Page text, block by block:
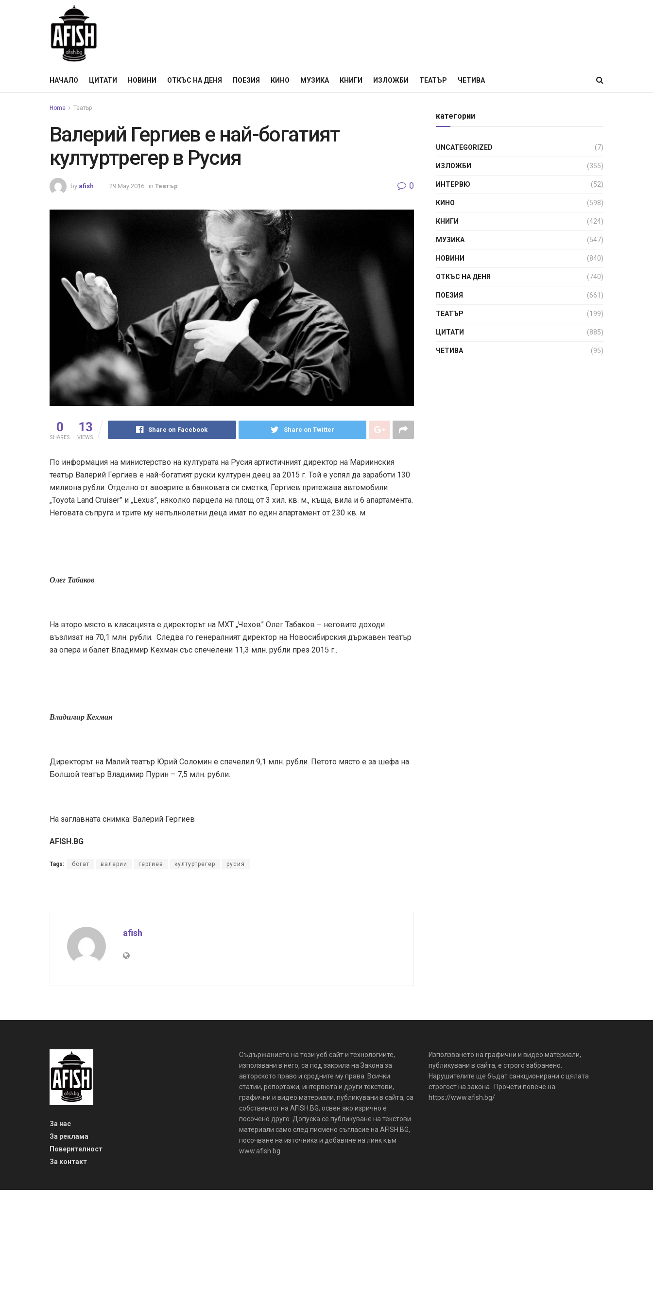
НАЧАЛО ЦИТАТИ НОВИНИ ОТКЪС НА ДЕНЯ ПОЕЗИЯ КИНО МУЗИКА КНИГИ ИЗЛОЖБИ ТЕАТЪР ЧЕТИВА
Home Театър
Валерий Гергиев е най-богатият
културтрегер в Русия
by afish 29 May 2016 in Театър 0
0
SHARES
13
VIEWS
Share on Facebook Share on Twitter
По информация на министерство на културата на Русия артистичният директор на Мариинския
театър Валерий Гергиев е най-богатият руски културен деец за 2015 г. Той е успял да заработи 130
милиона рубли. Отделно от авоарите в банковата си сметка, Гергиев притежава автомобили
„Toyota Land Cruiser” и „Lexus”, няколко парцела на площ от 3 хил. кв. м., къща, вила и 6 апартамента.
Неговата съпруга и трите му непълнолетни деца имат по един апартамент от 230 кв. м.
Олег Табаков
На второ място в класацията е директорът на МХТ „Чехов” Олег Табаков – неговите доходи
възлизат на 70,1 млн. рубли. Следва го генералният директор на Новосибирския държавен театър
за опера и балет Владимир Кехман със спечелени 11,3 млн. рубли през 2015 г..
Владимир Кехман
Директорът на Малий театър Юрий Соломин е спечелил 9,1 млн. рубли. Петото място е за шефа на
Болшой театър Владимир Пурин – 7,5 млн. рубли.
На заглавната снимка: Валерий Гергиев
AFISH.BG
Tags: богат валерии гергиев културтрегер русия
afish
категории
UNCATEGORIZED (7)
ИЗЛОЖБИ (355)
ИНТЕРВЮ (52)
КИНО (598)
КНИГИ (424)
МУЗИКА (547)
НОВИНИ (840)
ОТКЪС НА ДЕНЯ (740)
ПОЕЗИЯ (661)
ТЕАТЪР (199)
ЦИТАТИ (885)
ЧЕТИВА (95)
За нас
За реклама
Поверителност
За контакт
Съдържанието на този уеб сайт и технологиите,
използвани в него, са под закрила на Закона за
авторското право и сродните му права. Всички
статии, репортажи, интервюта и други текстови,
графични и видео материали, публикувани в сайта, са
собственост на AFISH.BG, освен ако изрично е
посочено друго. Допуска се публикуване на текстови
материали само след писмено съгласие на AFISH.BG,
посочване на източника и добавяне на линк към
www.afish.bg.
Използването на графични и видео материали,
публикувани в сайта, е строго забранено.
Нарушителите ще бъдат санкционирани с цялата
строгост на закона. Прочети повече на:
https://www.afish.bg/